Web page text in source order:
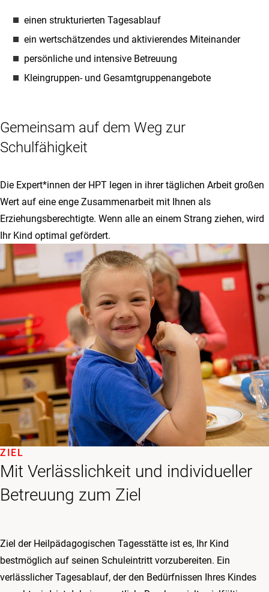
einen strukturierten Tagesablauf
ein wertschätzendes und aktivierendes Miteinander
persönliche und intensive Betreuung
Kleingruppen- und Gesamtgruppenangebote
Gemeinsam auf dem Weg zur
Schulfähigkeit
Die Expert*innen der HPT legen in ihrer täglichen Arbeit großen
Wert auf eine enge Zusammenarbeit mit Ihnen als
Erziehungsberechtigte. Wenn alle an einem Strang ziehen, wird
Ihr Kind optimal gefördert.
Mit Verlässlich­keit und indivi­du­eller
Betreu­ung zum Ziel
ZIEL
Ziel der Heilpädagogischen Tagesstätte ist es, Ihr Kind
bestmöglich auf seinen Schuleintritt vorzubereiten. Ein
verlässlicher Tagesablauf, der den Bedürfnissen Ihres Kindes